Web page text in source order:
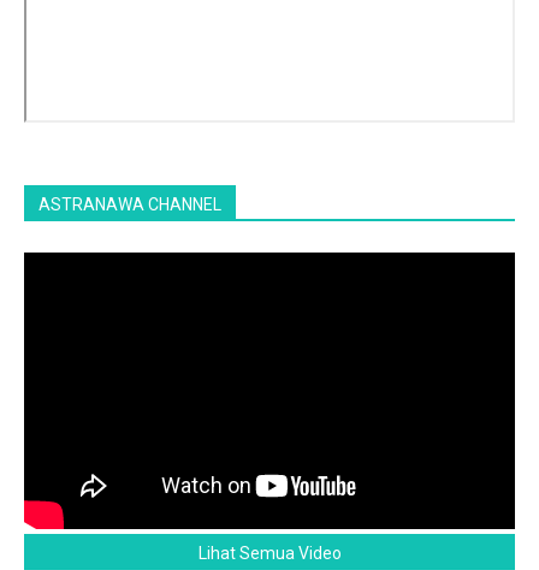
ASTRANAWA CHANNEL
Lihat Semua Video